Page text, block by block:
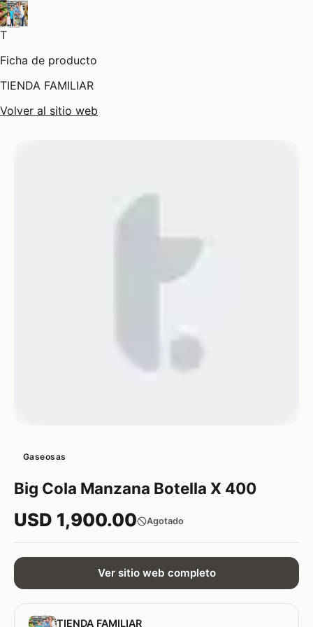
T
Ficha de producto
TIENDA FAMILIAR
Volver al sitio web
Gaseosas
Big Cola Manzana Botella X 400
USD 1,900.00 Agotado
Ver sitio web completo
TIENDA FAMILIAR